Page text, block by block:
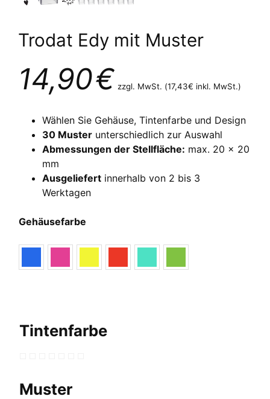
Trodat Edy mit Muster
14,90€ zzgl. MwSt. (17,43€ inkl. MwSt.)
Wählen Sie Gehäuse, Tintenfarbe und Design
30 Muster unterschiedlich zur Auswahl
Abmessungen der Stellfläche: max. 20 x 20
mm
Ausgeliefert innerhalb von 2 bis 3
Werktagen
Gehäusefarbe
Tintenfarbe
Muster